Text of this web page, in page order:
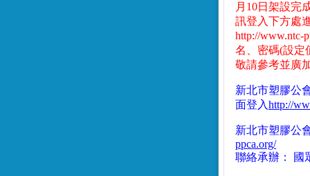
月10日架設完
訊登入下方處
http://www.ntc-
名、密碼(設定
敬請參考並廣
新北市塑膠公
面登入http://
新北市塑膠公
ppca.org/
聯絡承辦： 國